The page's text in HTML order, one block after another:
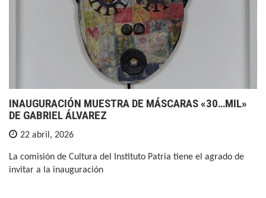
INAUGURACIÓN MUESTRA DE MÁSCARAS «30…MIL»
DE GABRIEL ÁLVAREZ
22 abril, 2026
La comisión de Cultura del Instituto Patria tiene el agrado de
invitar a la inauguración